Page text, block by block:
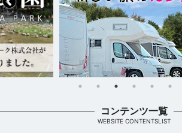
コンテンツ一覧
WEBSITE CONTENTSLIST